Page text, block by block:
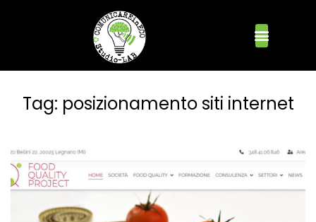
Tag: posizionamento siti internet